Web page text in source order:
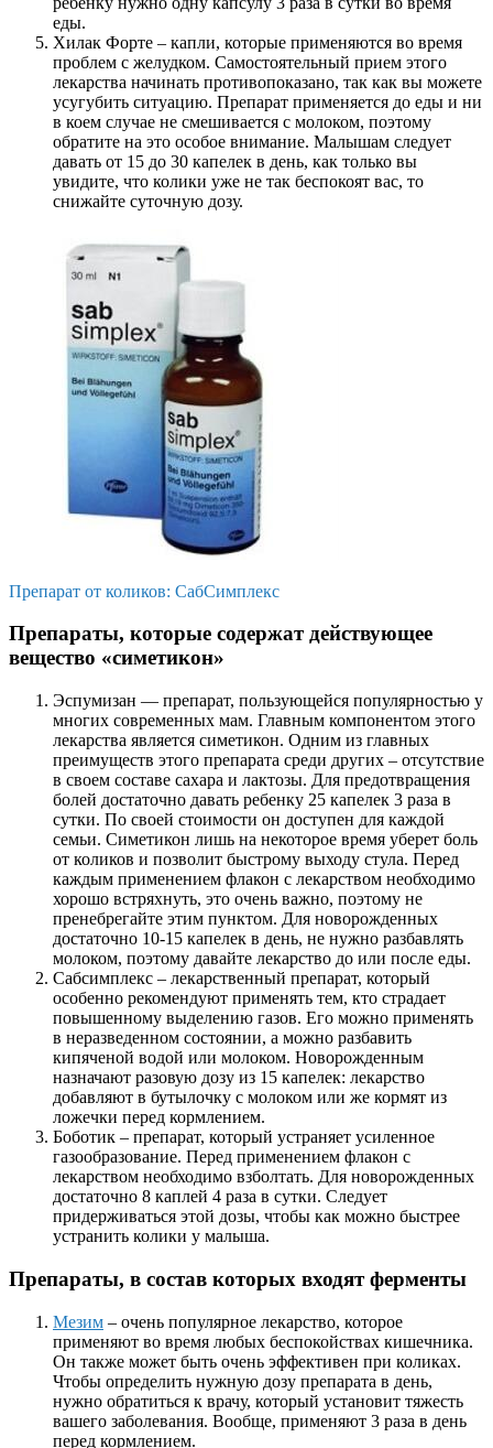
еды.
Хилак Форте – капли, которые применяются во время
проблем с желудком. Самостоятельный прием этого
лекарства начинать противопоказано, так как вы можете
усугубить ситуацию. Препарат применяется до еды и ни
в коем случае не смешивается с молоком, поэтому
обратите на это особое внимание. Малышам следует
давать от 15 до 30 капелек в день, как только вы
увидите, что колики уже не так беспокоят вас, то
снижайте суточную дозу.
Препарат от коликов: СабСимплекс
Препараты, которые содержат действующее
вещество «симетикон»
Эспумизан — препарат, пользующейся популярностью у
многих современных мам. Главным компонентом этого
лекарства является симетикон. Одним из главных
преимуществ этого препарата среди других – отсутствие
в своем составе сахара и лактозы. Для предотвращения
болей достаточно давать ребенку 25 капелек 3 раза в
сутки. По своей стоимости он доступен для каждой
семьи. Симетикон лишь на некоторое время уберет боль
от коликов и позволит быстрому выходу стула. Перед
каждым применением флакон с лекарством необходимо
хорошо встряхнуть, это очень важно, поэтому не
пренебрегайте этим пунктом. Для новорожденных
достаточно 10-15 капелек в день, не нужно разбавлять
молоком, поэтому давайте лекарство до или после еды.
Сабсимплекс – лекарственный препарат, который
особенно рекомендуют применять тем, кто страдает
повышенному выделению газов. Его можно применять
в неразведенном состоянии, а можно разбавить
кипяченой водой или молоком. Новорожденным
назначают разовую дозу из 15 капелек: лекарство
добавляют в бутылочку с молоком или же кормят из
ложечки перед кормлением.
Боботик – препарат, который устраняет усиленное
газообразование. Перед применением флакон с
лекарством необходимо взболтать. Для новорожденных
достаточно 8 каплей 4 раза в сутки. Следует
придерживаться этой дозы, чтобы как можно быстрее
устранить колики у малыша.
Препараты, в состав которых входят ферменты
Мезим – очень популярное лекарство, которое
применяют во время любых беспокойствах кишечника.
Он также может быть очень эффективен при коликах.
Чтобы определить нужную дозу препарата в день,
нужно обратиться к врачу, который установит тяжесть
вашего заболевания. Вообще, применяют 3 раза в день
перед кормлением.